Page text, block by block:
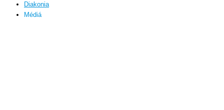
Diakonia
Médiá